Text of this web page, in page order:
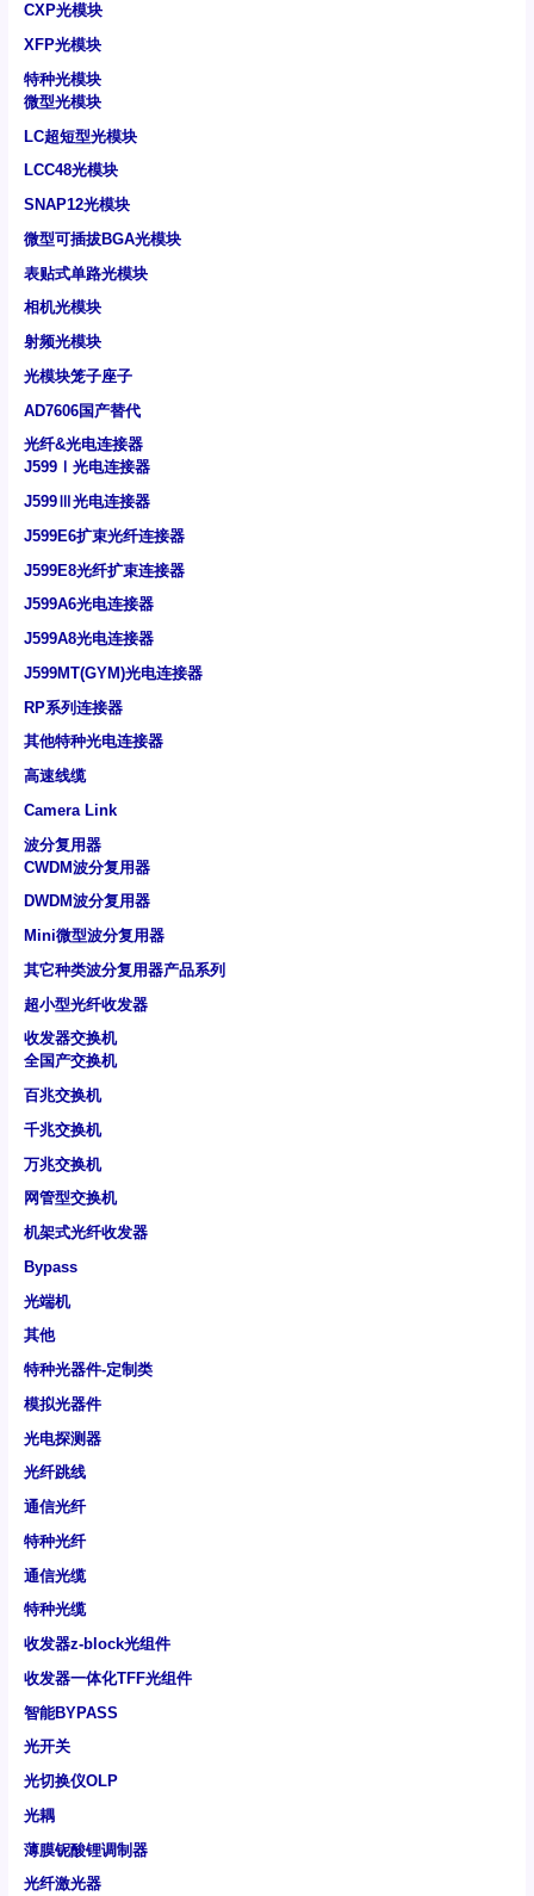
CXP光模块
XFP光模块
特种光模块
微型光模块
LC超短型光模块
LCC48光模块
SNAP12光模块
微型可插拔BGA光模块
表贴式单路光模块
相机光模块
射频光模块
光模块笼子座子
AD7606国产替代
光纤&光电连接器
J599Ⅰ光电连接器
J599Ⅲ光电连接器
J599E6扩束光纤连接器
J599E8光纤扩束连接器
J599A6光电连接器
J599A8光电连接器
J599MT(GYM)光电连接器
RP系列连接器
其他特种光电连接器
高速线缆
Camera Link
波分复用器
CWDM波分复用器
DWDM波分复用器
Mini微型波分复用器
其它种类波分复用器产品系列
超小型光纤收发器
收发器交换机
全国产交换机
百兆交换机
千兆交换机
万兆交换机
网管型交换机
机架式光纤收发器
Bypass
光端机
其他
特种光器件-定制类
模拟光器件
光电探测器
光纤跳线
通信光纤
特种光纤
通信光缆
特种光缆
收发器z-block光组件
收发器一体化TFF光组件
智能BYPASS
光开关
光切换仪OLP
光耦
薄膜铌酸锂调制器
光纤激光器